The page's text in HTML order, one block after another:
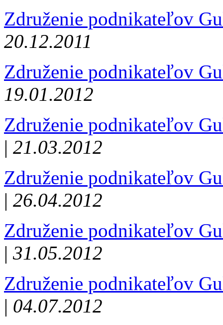
Združenie podnikateľov
20.12.2011
Združenie podnikateľov
19.01.2012
Združenie podnikateľov
| 21.03.2012
Združenie podnikateľov
| 26.04.2012
Združenie podnikateľov
| 31.05.2012
Združenie podnikateľov
| 04.07.2012